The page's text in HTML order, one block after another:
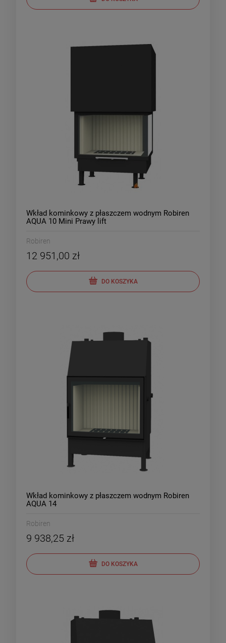
Wkład kominkowy z płaszczem wodnym Robiren
AQUA 10 Mini Prawy lift
Robiren
12 951,00 zł
DO KOSZYKA
Wkład kominkowy z płaszczem wodnym Robiren
AQUA 14
Robiren
9 938,25 zł
DO KOSZYKA